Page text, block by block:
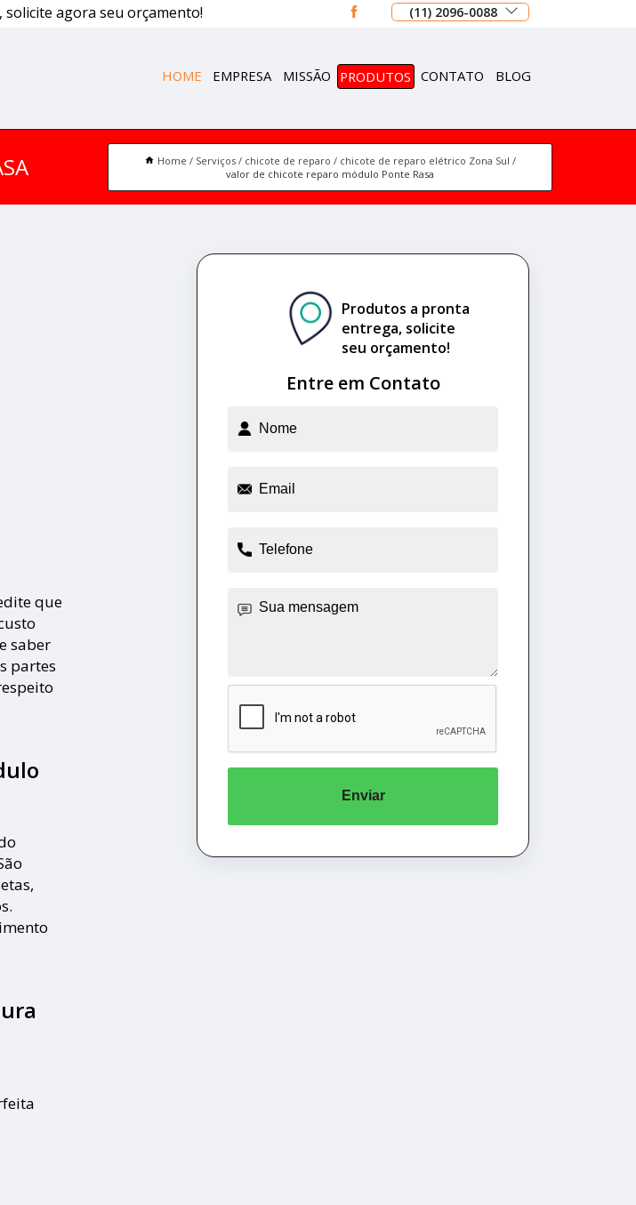
agora seu orçamento! (11) 2096-0088
HOME EMPRESA MISSÃO PRODUTOS CONTATO BLOG
Home Serviços chicote de reparo
chicote de reparo elétrico Zona Sul
valor de chicote reparo módulo Ponte Rasa
que
saber
partes
Entre em Contato
Produtos a pronta
entrega, solicite
seu orçamento!
Enviar